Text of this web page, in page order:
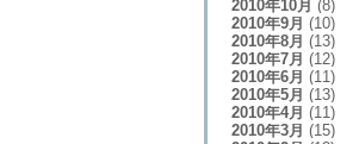
2010年10月 (8)
2010年9月 (10)
2010年8月 (13)
2010年7月 (12)
2010年6月 (11)
2010年5月 (13)
2010年4月 (11)
2010年3月 (15)